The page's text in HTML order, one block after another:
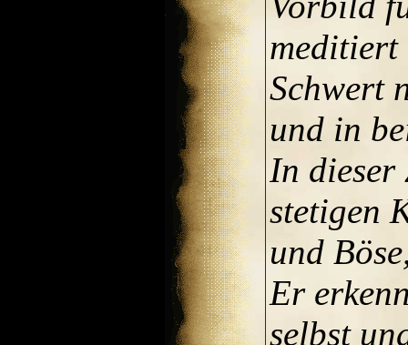
meditiert
Schwert
und in
In dieser
stetigen
und
Er
selbst